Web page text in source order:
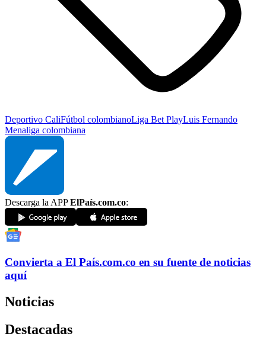
Deportivo CaliFútbol colombianoLiga Bet PlayLuis Fernando
Menaliga colombiana
Descarga la APPElPaís.com.co:
Convierta a El País.com.co en su fuente de noticias
aquí
Noticias
Destacadas